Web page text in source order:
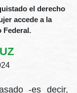
el derecho
accede a la
Federal.
-es decir,